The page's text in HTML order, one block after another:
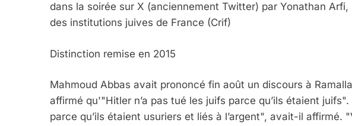
dans la soirée sur X (anciennement Twitter) par Yonathan
des institutions juives de France (Crif)
Distinction remise en 2015
Mahmoud Abbas avait prononcé fin août un discours à
affirmé qu'"Hitler n’a pas tué les juifs parce qu’ils étaient
parce qu’ils étaient usuriers et liés à l’argent", avait-il affirmé.
2025, L’année La Plus Meurtrière